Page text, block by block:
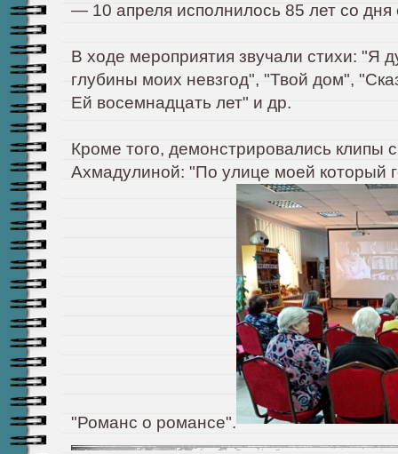
— 10 апреля исполнилось 85 лет со
В ходе мероприятия звучали стихи: "Я
глубины моих невзгод", "Твой дом",
Ей восемнадцать лет" и др.
Кроме того, демонстрировались клипы
Ахмадулиной: "По улице моей который
"Романс о романсе".